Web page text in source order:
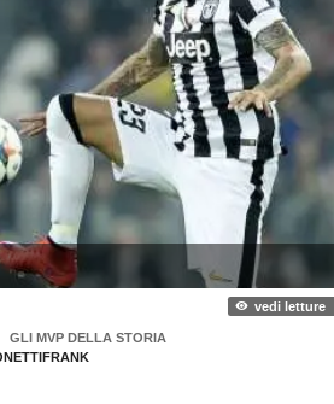
vedi letture
GLI MVP DELLA STORIA